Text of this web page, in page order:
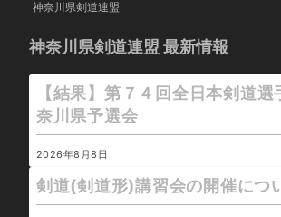
神奈川県剣道連盟
神奈川県剣道連盟 最新情報
【結果】第７４回全日本剣道
奈川県予選会
2026年8月8日
剣道(剣道形)講習会の開催につ